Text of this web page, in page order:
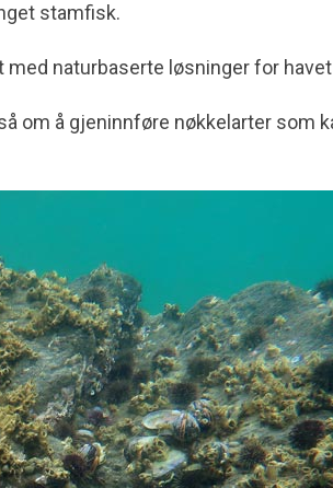
stamfisk.
med naturbaserte løsninger for
om å gjeninnføre nøkkelarter som